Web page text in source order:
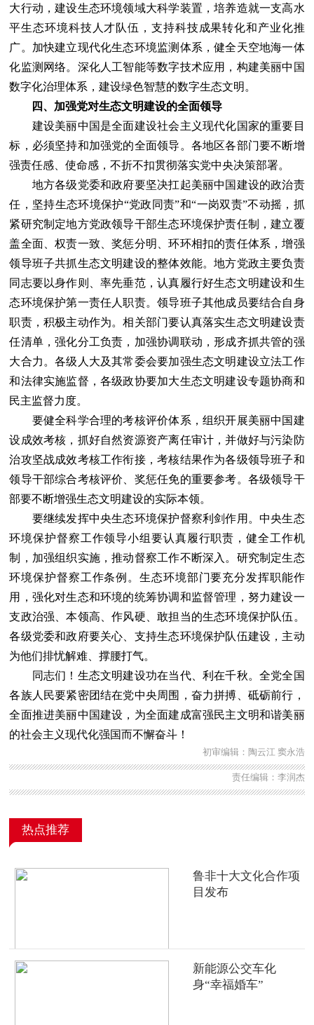
大行动，建设生态环境领域大科学装置，培养造就一支高水
平生态环境科技人才队伍，支持科技成果转化和产业化推
广。加快建立现代化生态环境监测体系，健全天空地海一体
化监测网络。深化人工智能等数字技术应用，构建美丽中国
数字化治理体系，建设绿色智慧的数字生态文明。
四、加强党对生态文明建设的全面领导
建设美丽中国是全面建设社会主义现代化国家的重要目
标，必须坚持和加强党的全面领导。各地区各部门要不断增
强责任感、使命感，不折不扣贯彻落实党中央决策部署。
地方各级党委和政府要坚决扛起美丽中国建设的政治责
任，坚持生态环境保护“党政同责”和“一岗双责”不动摇，抓
紧研究制定地方党政领导干部生态环境保护责任制，建立覆
盖全面、权责一致、奖惩分明、环环相扣的责任体系，增强
领导班子共抓生态文明建设的整体效能。地方党政主要负责
同志要以身作则、率先垂范，认真履行好生态文明建设和生
态环境保护第一责任人职责。领导班子其他成员要结合自身
职责，积极主动作为。相关部门要认真落实生态文明建设责
任清单，强化分工负责，加强协调联动，形成齐抓共管的强
大合力。各级人大及其常委会要加强生态文明建设立法工作
和法律实施监督，各级政协要加大生态文明建设专题协商和
民主监督力度。
要健全科学合理的考核评价体系，组织开展美丽中国建
设成效考核，抓好自然资源资产离任审计，并做好与污染防
治攻坚战成效考核工作衔接，考核结果作为各级领导班子和
领导干部综合考核评价、奖惩任免的重要参考。各级领导干
部要不断增强生态文明建设的实际本领。
要继续发挥中央生态环境保护督察利剑作用。中央生态
环境保护督察工作领导小组要认真履行职责，健全工作机
制，加强组织实施，推动督察工作不断深入。研究制定生态
环境保护督察工作条例。生态环境部门要充分发挥职能作
用，强化对生态和环境的统筹协调和监督管理，努力建设一
支政治强、本领高、作风硬、敢担当的生态环境保护队伍。
各级党委和政府要关心、支持生态环境保护队伍建设，主动
为他们排忧解难、撑腰打气。
同志们！生态文明建设功在当代、利在千秋。全党全国
各族人民要紧密团结在党中央周围，奋力拼搏、砥砺前行，
全面推进美丽中国建设，为全面建成富强民主文明和谐美丽
的社会主义现代化强国而不懈奋斗！
初审编辑：陶云江 窦永浩
责任编辑：李润杰
热点推荐
鲁非十大文化合作项
目发布
新能源公交车化
身“幸福婚车”